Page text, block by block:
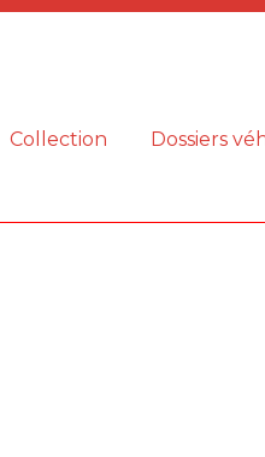
Collection Dossiers